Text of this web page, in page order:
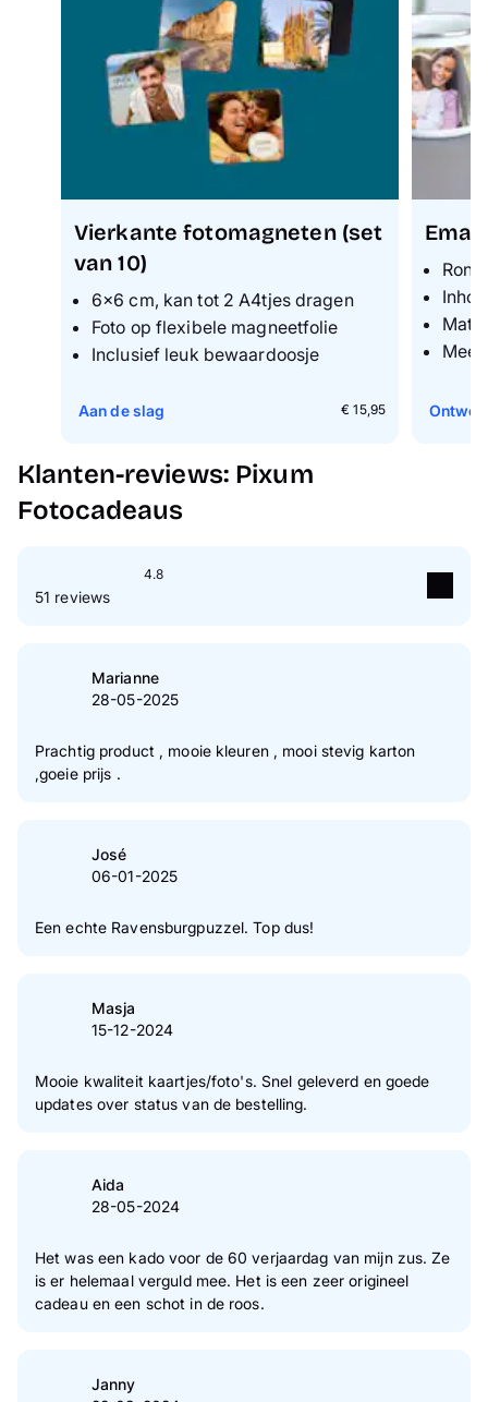
Vierkante fotomagneten (set
van 10)
6×6 cm, kan tot 2 A4tjes dragen
Foto op flexibele magneetfolie
Inclusief leuk bewaardoosje
€ 15,95
Aan de slag
Klanten-reviews: Pixum
Fotocadeaus
4.8
51 reviews
Ster(ren)
Ster(ren)
2 Ster(ren)
1 Ster(ren)
Marianne
28-05-2025
Prachtig product , mooie kleuren , mooi stevig karton
,goeie prijs .
José
06-01-2025
Een echte Ravensburgpuzzel. Top dus!
Masja
15-12-2024
Mooie kwaliteit kaartjes/foto's. Snel geleverd en goede
updates over status van de bestelling.
Aida
28-05-2024
Het was een kado voor de 60 verjaardag van mijn zus. Ze
is er helemaal verguld mee. Het is een zeer origineel
cadeau en een schot in de roos.
Janny